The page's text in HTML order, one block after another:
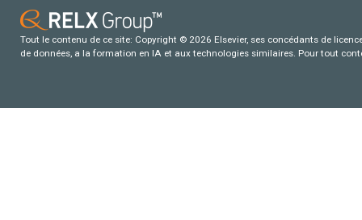
Tout le contenu de ce site: Copyright © 2026 Elsevier, ses concédants de
de données, a la formation en IA et aux technologies similaires. Pour tout